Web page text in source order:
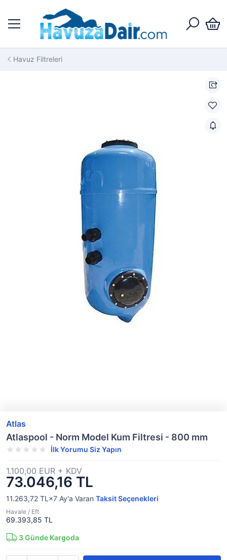
Havuz Filtreleri
Atlas
Atlaspool - Norm Model Kum Filtresi - 800 mm
İlk Yorumu Siz Yapın
73.046,16 TL
1.100,00 EUR + KDV
11.263,72 TL×7 Ay'a Varan Taksit Seçenekleri
Havale / Eft
69.393,85 TL
3Günde Kargoda